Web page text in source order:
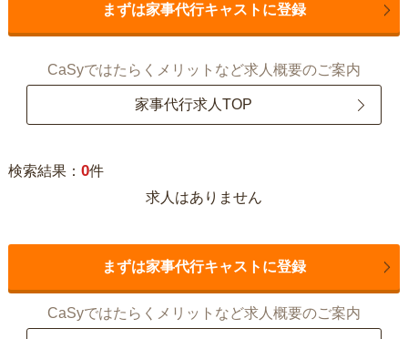
まずは家事代行キャストに登録
CaSyではたらくメリットなど求人概要のご案内
家事代行求人TOP
検索結果： 0件
求人はありません
まずは家事代行キャストに登録
CaSyではたらくメリットなど求人概要のご案内